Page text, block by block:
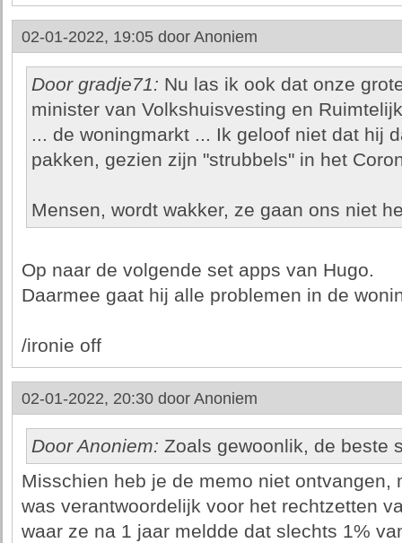
02-01-2022, 19:05 door Anoniem
Door gradje71: Nu las ik ook dat onze
minister van Volkshuisvesting en
... de woningmarkt ... Ik geloof niet dat hij
pakken, gezien zijn "strubbels" in het
Mensen, wordt wakker, ze gaan ons niet
Op naar de volgende set apps van Hugo.
Daarmee gaat hij alle problemen in de
/ironie off
02-01-2022, 20:30 door Anoniem
Door Anoniem: Zoals gewoonlik, de beste
Misschien heb je de memo niet ontvangen,
was verantwoordelijk voor het rechtzetten
waar ze na 1 jaar meldde dat slechts 1%